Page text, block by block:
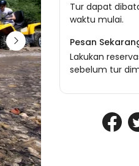
Tur dapat
waktu mulai.
Pesan
Lakukan
sebelum tur